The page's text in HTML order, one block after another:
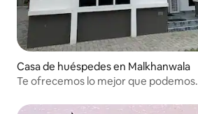
Casa de huéspedes en Malkhanwala
Te ofrecemos lo mejor que podemos.